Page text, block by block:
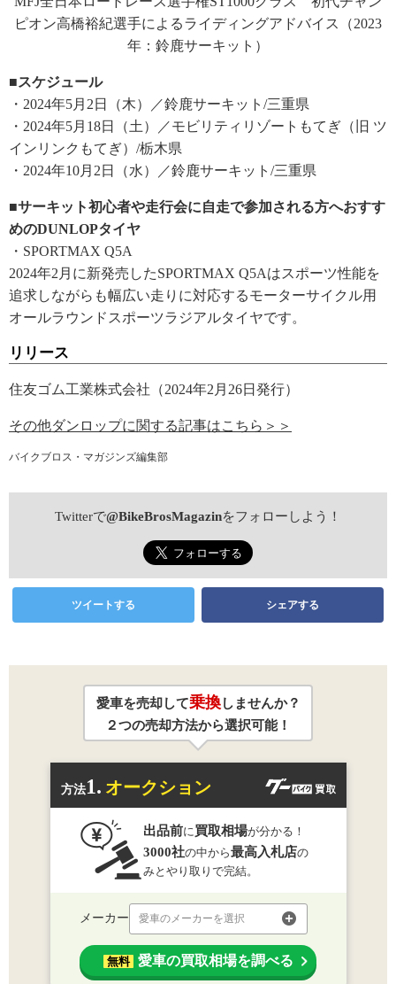
ピオン高橋裕紀選手によるライディングアドバイス（2023
年：鈴鹿サーキット）
■スケジュール
・2024年5月2日（木）／鈴鹿サーキット/三重県
・2024年5月18日（土）／モビリティリゾートもてぎ（旧 ツ
インリンクもてぎ）/栃木県
・2024年10月2日（水）／鈴鹿サーキット/三重県
■サーキット初心者や走行会に自走で参加される方へおすす
めのDUNLOPタイヤ
・SPORTMAX Q5A
2024年2月に新発売したSPORTMAX Q5Aはスポーツ性能を
追求しながらも幅広い走りに対応するモーターサイクル用
オールラウンドスポーツラジアルタイヤです。
リリース
住友ゴム工業株式会社（2024年2月26日発行）
その他ダンロップに関する記事はこちら＞＞
バイクブロス・マガジンズ編集部
Twitterで@BikeBrosMagazinをフォローしよう！
ツイートする シェアする
愛車を売却して乗換しませんか？
２つの売却方法から選択可能！
方法1. オークション
出品前に 買取相場が分かる！
3000社の中から最高入札店の
みとやり取りで完結。
メーカー 愛車のメーカーを選択
無料 愛車の買取相場を調べる